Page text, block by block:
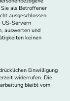
Sie als Betroffener
ausgeschlossen
US-Servern
auswerten und
keinen
Einwilligung
widerrufen. Die
bleibt vom